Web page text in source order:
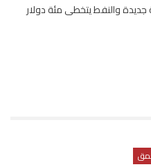
جديدة والنفط يتخطى مئة دولار